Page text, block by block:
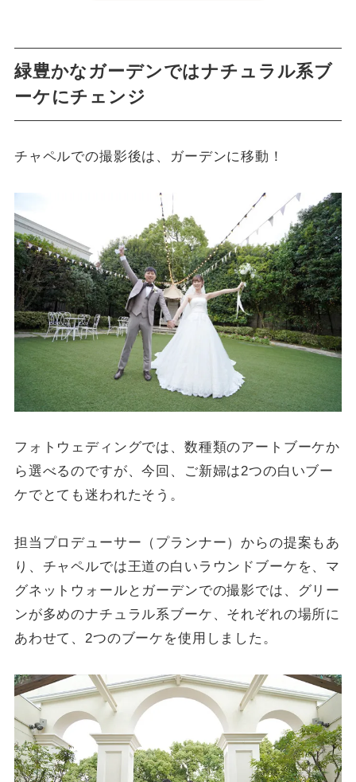
緑豊かなガーデンではナチュラル系ブ
ーケにチェンジ
チャペルでの撮影後は、ガーデンに移動！
フォトウェディングでは、数種類のアートブーケか
ら選べるのですが、今回、ご新婦は2つの白いブー
ケでとても迷われたそう。
担当プロデューサー（プランナー）からの提案もあ
り、チャペルでは王道の白いラウンドブーケを、マ
グネットウォールとガーデンでの撮影では、グリー
ンが多めのナチュラル系ブーケ、それぞれの場所に
あわせて、2つのブーケを使用しました。